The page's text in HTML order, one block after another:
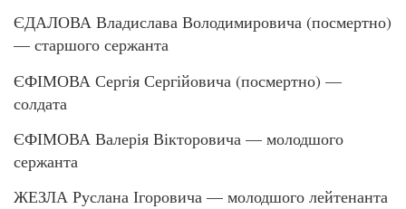
ЄДАЛОВА Владислава Володимировича (посмертно)
— старшого сержанта
ЄФІМОВА Сергія Сергійовича (посмертно) —
солдата
ЄФІМОВА Валерія Вікторовича — молодшого
сержанта
ЖЕЗЛА Руслана Ігоровича — молодшого лейтенанта